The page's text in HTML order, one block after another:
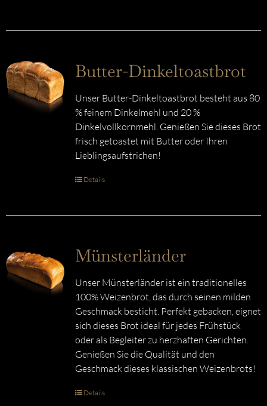
Butter-Dinkeltoastbrot
Unser Butter-Dinkeltoastbrot besteht aus 80
% feinem Dinkelmehl und 20 %
Dinkelvollkornmehl. Genießen Sie dieses Brot
frisch getoastet mit Butter oder Ihren
Lieblingsaufstrichen!
Details
Münsterländer
Unser Münsterländer ist ein traditionelles
100% Weizenbrot, das durch seinen milden
Geschmack besticht. Perfekt gebacken, eignet
sich dieses Brot ideal für jedes Frühstück
oder als Begleiter zu herzhaften Gerichten.
Genießen Sie die Qualität und den
Geschmack dieses klassischen Weizenbrots!
Details